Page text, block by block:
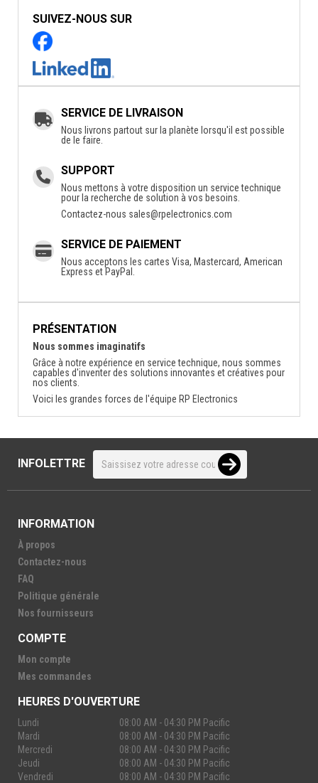
SUIVEZ-NOUS SUR
SERVICE DE LIVRAISON
Nous livrons partout sur la planète lorsqu'il est possible
de le faire.
SUPPORT
Nous mettons à votre disposition un service technique
pour la recherche de solution à vos besoins.
Contactez-nous sales@rpelectronics.com
SERVICE DE PAIEMENT
Nous acceptons les cartes Visa, Mastercard, American
Express et PayPal.
PRÉSENTATION
Nous sommes imaginatifs
Grâce à notre expérience en service technique, nous sommes
capables d'inventer des solutions innovantes et créatives pour
nos clients.
Voici les grandes forces de l'équipe RP Electronics
INFOLETTRE
INFORMATION
À propos
Contactez-nous
FAQ
Politique générale
Nos fournisseurs
COMPTE
Mon compte
Mes commandes
HEURES D'OUVERTURE
Lundi
08:00 AM - 04:30 PM Pacific
Mardi
08:00 AM - 04:30 PM Pacific
Mercredi
08:00 AM - 04:30 PM Pacific
Jeudi
08:00 AM - 04:30 PM Pacific
Vendredi
08:00 AM - 04:30 PM Pacific